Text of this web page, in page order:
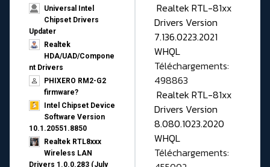
Universal Intel
Chipset Drivers
Updater​
Realtek
HDA/UAD/Compone
nt Drivers
PHIXERO RM2-G2
firmware?
Intel Chipset Device
Software Version
10.1.20551.8850
Realtek RTL8xxx
Wireless LAN
Drivers 1.0.0.283 (July
Realtek RTL-81xx
Drivers Version
7.136.0223.2021
WHQL
Téléchargements:
498863
Realtek RTL-81xx
Drivers Version
8.080.1023.2020
WHQL
Téléchargements: